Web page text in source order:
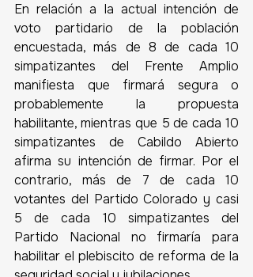
En relación a la actual intención de
voto partidario de la población
encuestada, más de 8 de cada 10
simpatizantes del Frente Amplio
manifiesta que firmará segura o
probablemente la propuesta
habilitante, mientras que 5 de cada 10
simpatizantes de Cabildo Abierto
afirma su intención de firmar. Por el
contrario, más de 7 de cada 10
votantes del Partido Colorado y casi
5 de cada 10 simpatizantes del
Partido Nacional no firmaría para
habilitar el plebiscito de reforma de la